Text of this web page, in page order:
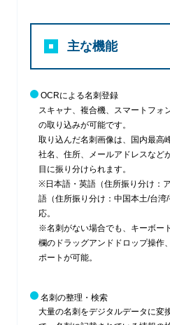
主な機能
OCRによる名刺登録
スキャナ、複合機、スマートフォ
の取り込みが可能です。
取り込んだ名刺画像は、国内最高
社名、住所、メールアドレスなど
目に振り分けられます。
※日本語・英語（住所振り分け：
語（住所振り分け：中国本土/台
応。
※名刺がない場合でも、キーボー
欄のドラッグアンドドロップ操作
ポートが可能。
名刺の整理・検索
大量の名刺をデジタルデータに変